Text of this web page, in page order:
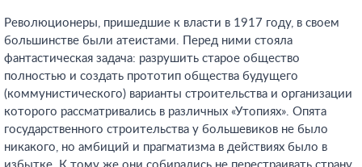
Революционеры, пришедшие к власти в 1917 году, в своем
большинстве были атеистами. Перед ними стояла
фантастическая задача: разрушить старое общество
полностью и создать прототип общества будущего
(коммунистического) варианты строительства и организации
которого рассматривались в различных «Утопиях». Опята
государственного строительства у большевиков не было
никакого, но амбиций и прагматизма в действиях было в